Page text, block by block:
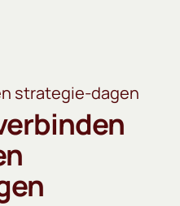
strategie-dagen